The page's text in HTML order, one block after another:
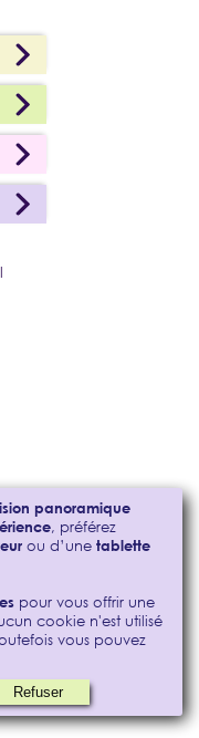
panoramique
, préférez
ou d’une tablette
pour vous offrir une
cookie n'est utilisé
vous pouvez